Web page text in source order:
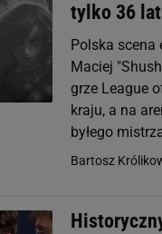
tylko 36 lat
Polska scena
Maciej
grze League
kraju, a na
byłego
Bartosz
badnie odbiorców i